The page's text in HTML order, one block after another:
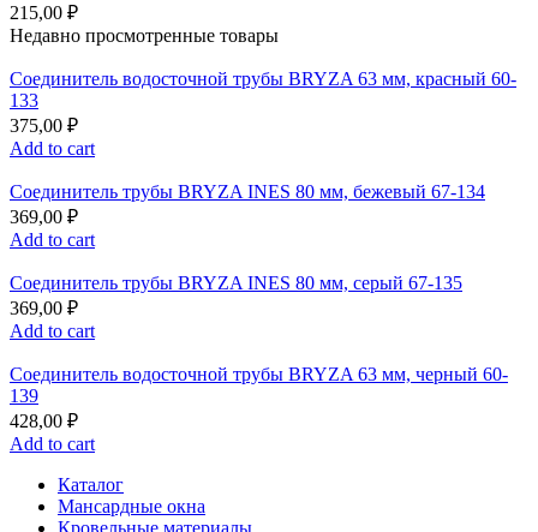
215,00 ₽
Недавно просмотренные товары
Соединитель водосточной трубы BRYZA 63 мм, краcный 60-
133
375,00 ₽
Add to cart
Соединитель трубы BRYZA INES 80 мм, бежевый 67-134
369,00 ₽
Add to cart
Соединитель трубы BRYZA INES 80 мм, серый 67-135
369,00 ₽
Add to cart
Соединитель водосточной трубы BRYZA 63 мм, черный 60-
139
428,00 ₽
Add to cart
Каталог
Мансардные окна